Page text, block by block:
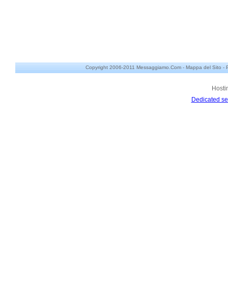
Copyright 2006-2011 Messaggiamo.Com - Mappa del Sito -
Dedicated